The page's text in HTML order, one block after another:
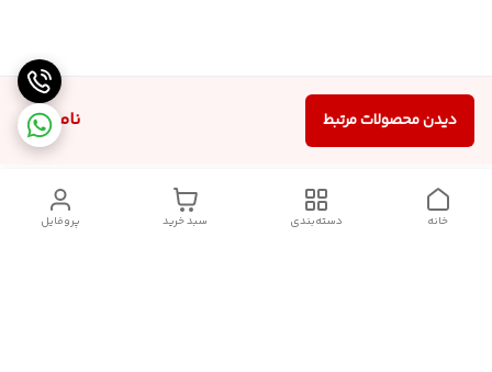
ناموجود دیدن محصولات مرتبط
پروفایل سبد خرید دسته‌بندی خانه